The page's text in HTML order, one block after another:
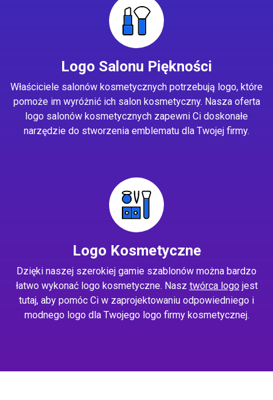
Logo Salonu Piękności
Właściciele salonów kosmetycznych potrzebują logo, które
pomoże im wyróżnić ich salon kosmetyczny. Nasza oferta
logo salonów kosmetycznych zapewni Ci doskonałe
narzędzie do stworzenia emblematu dla Twojej firmy.
Logo Kosmetyczne
Dzięki naszej szerokiej gamie szablonów można bardzo
łatwo wykonać logo kosmetyczne. Nasz twórca logojest
tutaj, aby pomóc Ci w zaprojektowaniu odpowiedniego i
modnego logo dla Twojego logo firmy kosmetycznej.